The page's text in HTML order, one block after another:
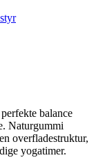
balance
Naturgummi
overfladestruktur,
yogatimer.